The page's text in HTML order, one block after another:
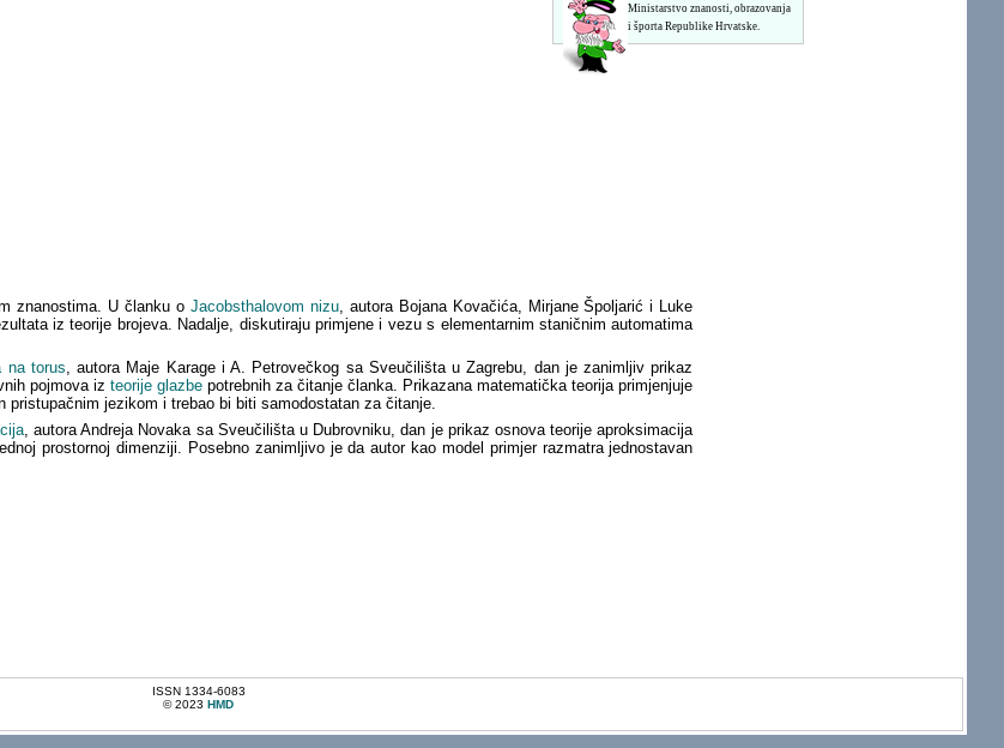
Ministarstvo znanosti, obrazovanja
i športa Republike Hrvatske.
znanostima. U članku o Jacobsthalovom nizu, autora Bojana Kovačića, Mirjane Špoljarić i Luke
iz teorije brojeva. Nadalje, diskutiraju primjene i vezu s elementarnim staničnim automatima
na torus, autora Maje Karage i A. Petrovečkog sa Sveučilišta u Zagrebu, dan je zanimljiv prikaz
pojmova izteorije glazbe potrebnih za čitanje članka. Prikazana matematička teorija primjenjuje
jezikom i trebao bi biti samodostatan za čitanje.
, autora Andreja Novaka sa Sveučilišta u Dubrovniku, dan je prikaz osnova teorije aproksimacija
prostornoj dimenziji. Posebno zanimljivo je da autor kao model primjer razmatra jednostavan
ISSN 1334-6083
© 2023HMD